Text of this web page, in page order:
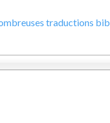
traductions